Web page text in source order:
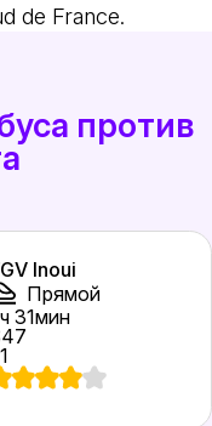
de France.
против
Inoui
Прямой
31мин